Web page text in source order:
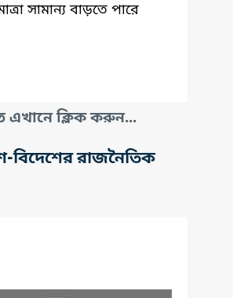
সামান্য বাড়তে পারে
ক্লিক করুন...
বিদেশের রাজনৈতিক